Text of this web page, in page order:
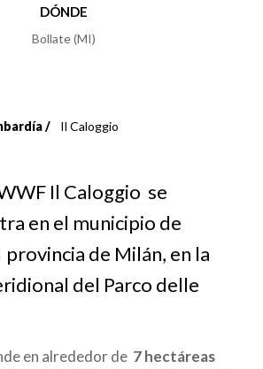
DÓNDE
Bollate (MI)
Il Caloggio
Il Caloggio se
en el municipio de
de Milán, en la
del Parco delle
en alrededor de 7 hectáreas